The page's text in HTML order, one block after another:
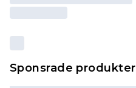
Sponsrade produkter